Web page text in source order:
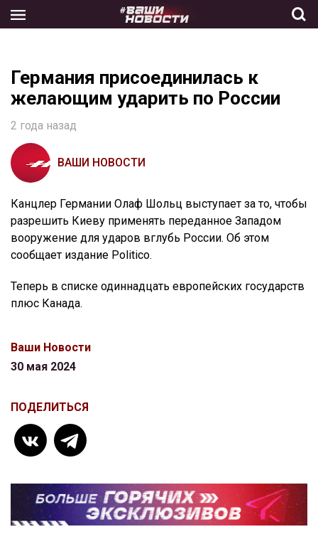
the
Германия присоединилась к
желающим ударить по России
2 года назад
ВАШИ НОВОСТИ
Канцлер Германии Олаф Шольц выступает за то, чтобы
разрешить Киеву применять переданное Западом
вооружение для ударов вглубь России. Об этом
сообщает издание Politico.
Теперь в списке одиннадцать европейских государств
плюс Канада.
Ваши Новости
30 мая 2024
ПОДЕЛИТЬСЯ